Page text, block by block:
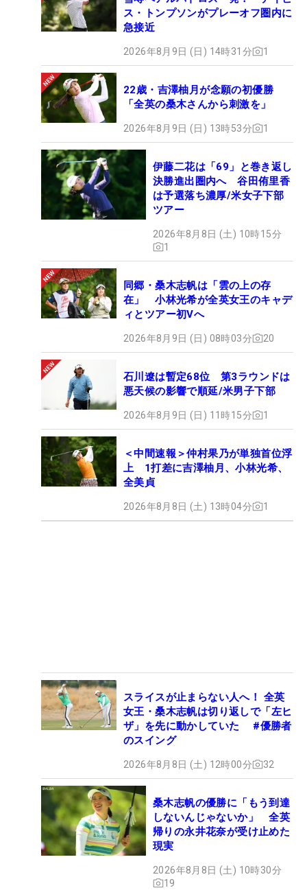
ス・トンプソンがプレーオフ圏内に
急接近
2026年8月9日 (日) 14時31分 1
22歳・吉澤柚月が念願の初優勝
「全英の桑木さんから刺激を」
2026年8月9日 (日) 13時53分 1
伊藤二花は「69」と巻き返し
決勝進出圏内へ 谷田侑里香
は予選落ち濃厚/米女子下部
ツアー
2026年8月8日 (土) 10時15分
1
同郷・桑木志帆は「雲の上の存
在」 小林光希が全英女王のキャデ
ィとツアー初Vへ
2026年8月9日 (日) 08時03分 20
石川遼は暫定68位 第3ラウンドは
悪天候の影響で順延/米男子下部
2026年8月9日 (日) 11時15分 1
＜中間速報＞仲村果乃が単独首位浮
上 1打差に吉澤柚月、小林光希、
全美貞
2026年8月8日 (土) 13時04分 1
スライスが止まらない人へ！ 全英
女王・桑木志帆は切り返しで「左ヒ
ザ」を先に動かしていた #優勝者
のスイング
2026年8月8日 (土) 12時00分 32
桑木志帆の優勝に「もう到達
しないんじゃないか」 全英
帰りの永井花奈が受け止めた
現実
2026年8月8日 (土) 10時30分
19